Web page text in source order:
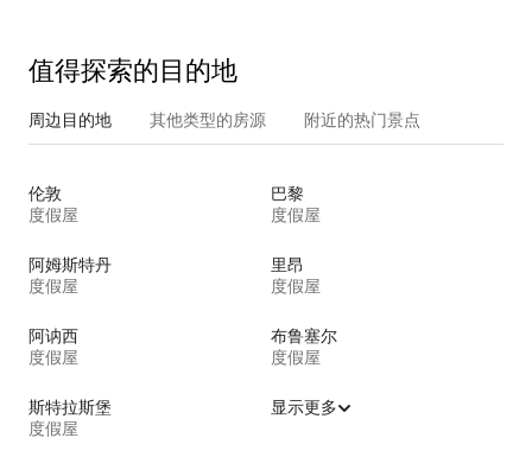
值得探索的目的地
周边目的地 其他类型的房源 附近的热门景点
伦敦
度假屋
巴黎
度假屋
阿姆斯特丹
度假屋
里昂
度假屋
阿讷西
度假屋
布鲁塞尔
度假屋
斯特拉斯堡
度假屋
显示更多